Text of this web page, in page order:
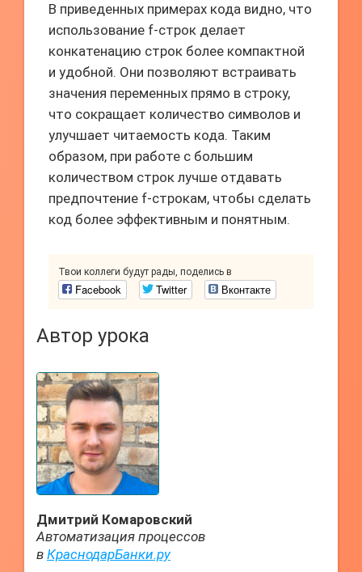
В приведенных примерах кода видно, что
использование f-строк делает
конкатенацию строк более компактной
и удобной. Они позволяют встраивать
значения переменных прямо в строку,
что сокращает количество символов и
улучшает читаемость кода. Таким
образом, при работе с большим
количеством строк лучше отдавать
предпочтение f-строкам, чтобы сделать
код более эффективным и понятным.
Твои коллеги будут рады, поделись в
Facebook Twitter Вконтакте
Автор урока
Дмитрий Комаровский
Автоматизация процессов
в КраснодарБанки.ру